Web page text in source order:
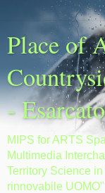
Place of
-
MIPS for ARTS
Multimedia
Territory Science
rinnovabile